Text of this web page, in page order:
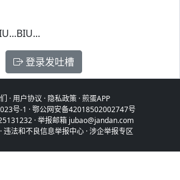
登录发吐槽
·用户协议 · 隐私政策·煎蛋APP
号-1 ·鄂公网安备42018502002747号
· 举报邮箱 jubao@jandan.com
·违法和不良信息举报中心 ·涉企举报专区